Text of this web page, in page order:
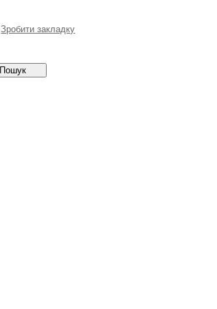
Зробити закладку